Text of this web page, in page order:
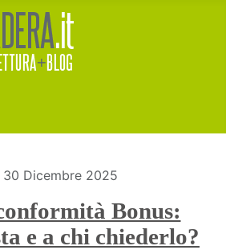
Dicembre 2025
Bonus:
e a chi chiederlo?